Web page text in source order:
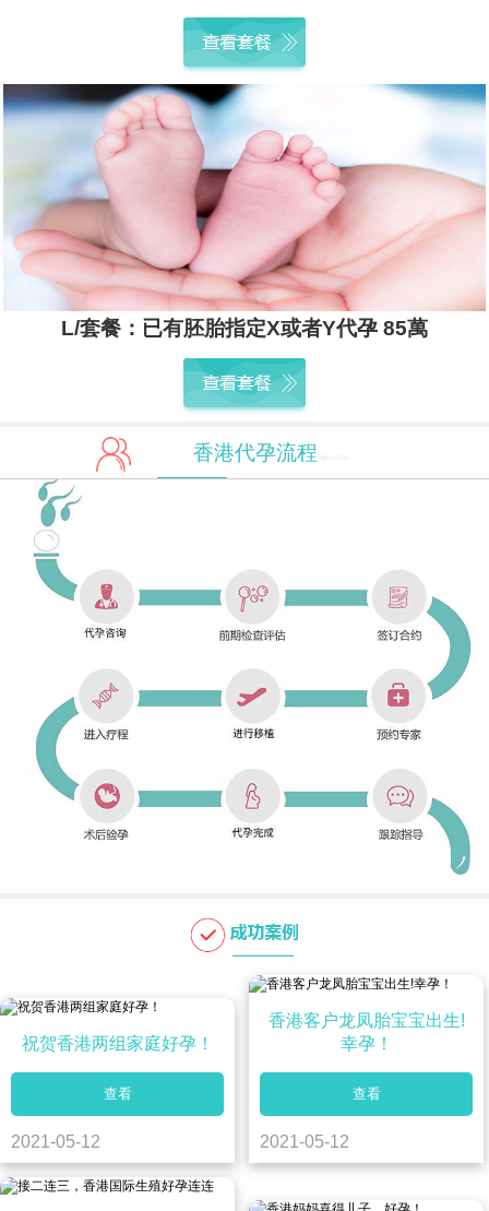
L/套餐：已有胚胎指定X或者Y代孕 85萬
香港代孕流程
祝贺香港两组家庭好孕！
查看
2021-05-12
香港客户龙凤胎宝宝出生!
幸孕！
查看
2021-05-12